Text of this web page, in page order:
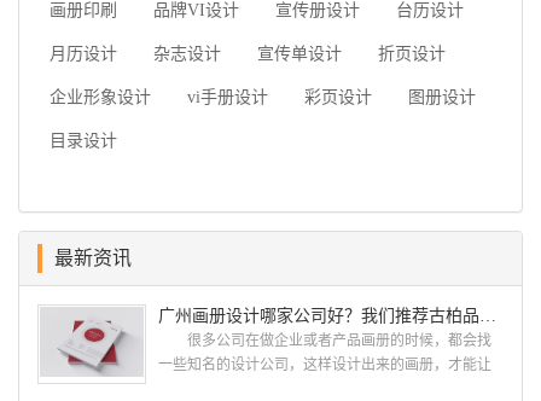
画册印刷 品牌VI设计 宣传册设计 台历设计
月历设计 杂志设计 宣传单设计 折页设计
企业形象设计 vi手册设计 彩页设计 图册设计
目录设计
最新资讯
广州画册设计哪家公司好？我们推荐古柏品牌设计
很多公司在做企业或者产品画册的时候，都会找
一些知名的设计公司，这样设计出来的画册，才能让